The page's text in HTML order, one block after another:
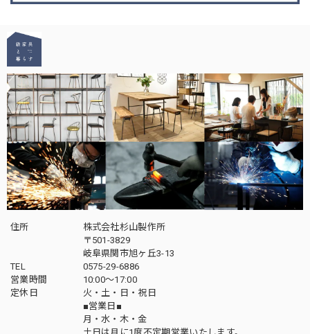
住所
株式会社杉山製作所
〒501-3829
岐阜県関市旭ヶ丘3-13
TEL
0575-29-6886
営業時間
10:00～17:00
定休日
火・土・日・祝日
■営業日■
月・水・木・金